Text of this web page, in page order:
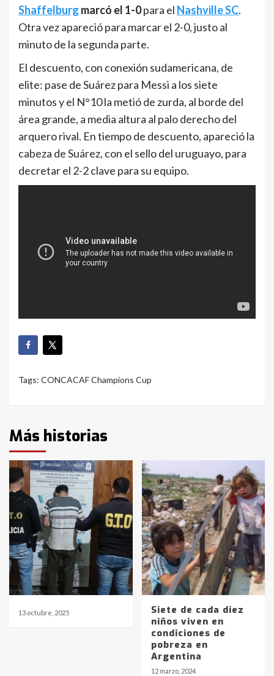
Shaffelburg marcó el 1-0para el Nashville SC.
Otra vez apareció para marcar el 2-0, justo al
minuto de la segunda parte.
El descuento, con conexión sudamericana, de
elite: pase de Suárez para Messi a los siete
minutos y el N°10 la metió de zurda, al borde del
área grande, a media altura al palo derecho del
arquero rival. En tiempo de descuento, apareció la
cabeza de Suárez, con el sello del uruguayo, para
decretar el 2-2 clave para su equipo.
Tags: CONCACAF Champions Cup
Más historias
13 octubre, 2025
Siete de cada diez
niños viven en
condiciones de
pobreza en
Argentina
12 marzo, 2024